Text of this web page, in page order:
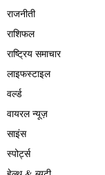
राजनीती
राशिफल
राष्ट्रिय समाचार
लाइफस्टाइल
वर्ल्ड
वायरल न्यूज़
साइंस
स्पोर्ट्स